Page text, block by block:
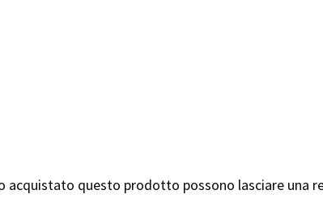
questo prodotto possono lasciare una